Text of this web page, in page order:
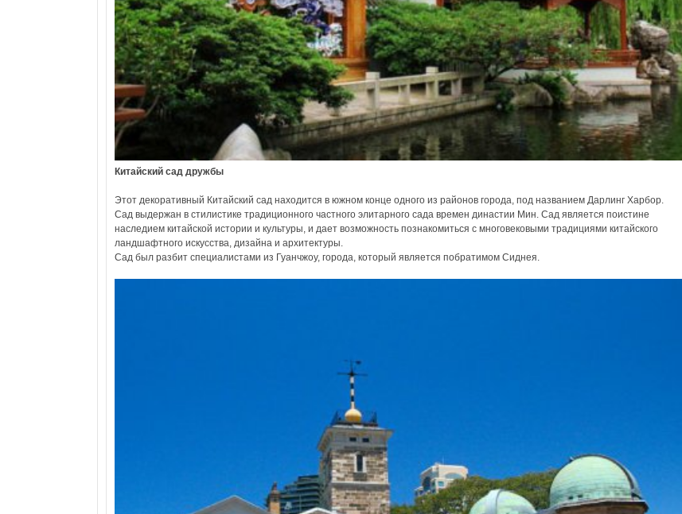
Китайский сад дружбы
Этот декоративный Китайский сад находится в южном конце одного из районов города, под названием Дарлинг Харбор.
Сад выдержан в стилистике традиционного частного элитарного сада времен династии Мин. Сад является поистине
наследием китайской истории и культуры, и дает возможность познакомиться с многовековыми традициями китайского
ландшафтного искусства, дизайна и архитектуры.
Сад был разбит специалистами из Гуанчжоу, города, который является побратимом Сиднея.